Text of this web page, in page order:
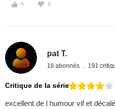
0 0
pat T.
16 abonnés 191
Critique de la série
excellent de l humour vif et